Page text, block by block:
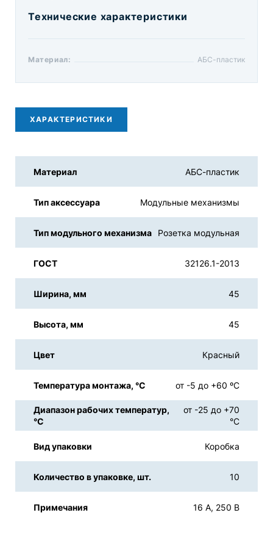
Технические характеристики
Материал: АБС-пластик
ХАРАКТЕРИСТИКИ
Материал АБС-пластик
Тип аксессуара Модульные механизмы
Тип модульного механизма Розетка модульная
ГОСТ 32126.1-2013
Ширина, мм 45
Высота, мм 45
Цвет Красный
Температура монтажа, °С от -5 до +60 ºС
Диапазон рабочих температур,
°С
от -25 до +70
°С
Вид упаковки Коробка
Количество в упаковке, шт. 10
Примечания 16 А, 250 В